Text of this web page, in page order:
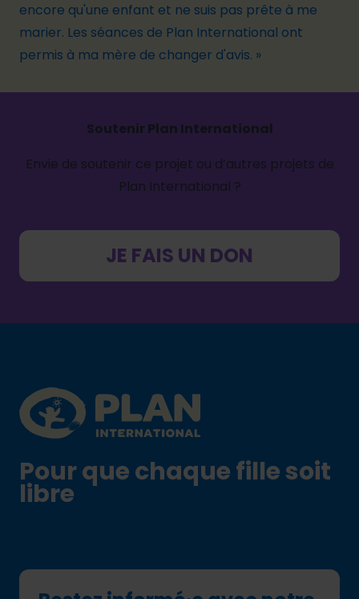
encore qu'une enfant et ne suis pas prête à me
marier. Les séances de Plan International ont
permis à ma mère de changer d'avis. »
Soutenir Plan International
Envie de soutenir ce projet ou d’autres projets de
Plan International ?
JE FAIS UN DON
Plan International logo
Pour que chaque fille soit
libre